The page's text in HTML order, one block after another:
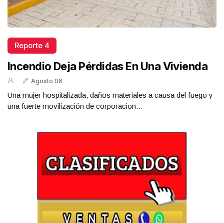
Reporte 4
Incendio Deja Pérdidas En Una Vivienda
Agosto 06
Una mujer hospitalizada, daños materiales a causa del fuego y
una fuerte movilización de corporacion...